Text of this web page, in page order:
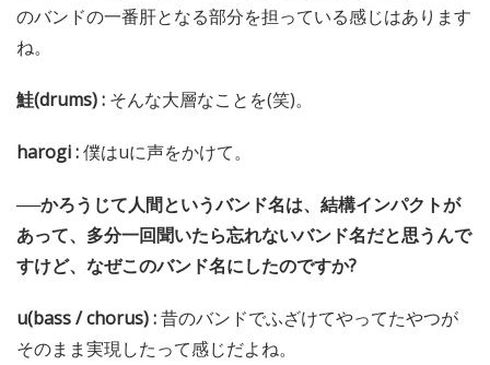
のバンドの一番肝となる部分を担っている感じはあります
ね。
鮭(drums) : そんな大層なことを(笑)。
harogi :僕はuに声をかけて。
──かろうじて人間というバンド名は、結構インパクトが
あって、多分一回聞いたら忘れないバンド名だと思うんで
すけど、なぜこのバンド名にしたのですか?
u(bass / chorus) :昔のバンドでふざけてやってたやつが
そのまま実現したって感じだよね。